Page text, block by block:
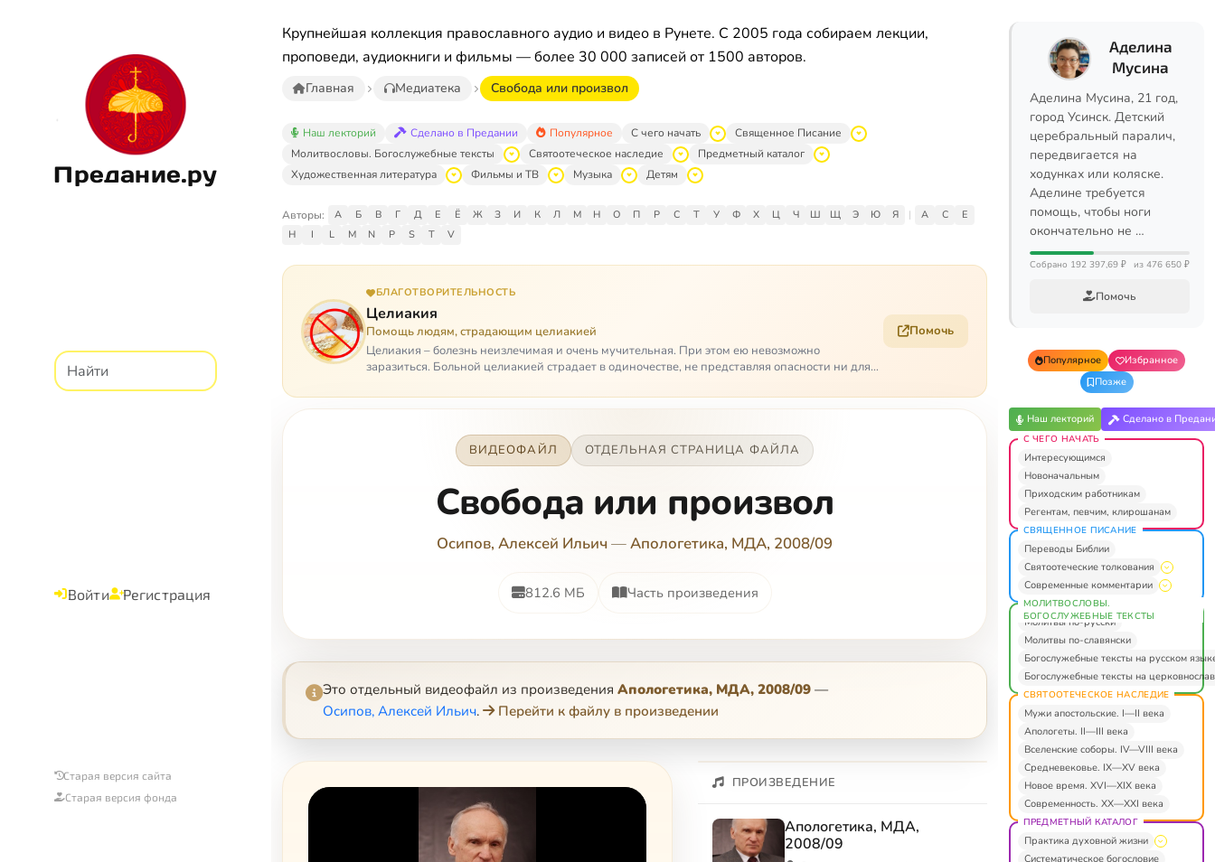
Предание.ру
Войти Регистрация
Старая версия сайта
Старая версия фонда
Крупнейшая коллекция православного аудио и видео в Рунете. С 2005 года собираем лекции,
проповеди, аудиокниги и фильмы — более 30 000 записей от 1500 авторов.
Главная Медиатека Свобода или произвол
Наш лекторий Сделано в Предании Популярное С чего начать
Священное Писание
Молитвословы. Богослужебные тексты
Святоотеческое наследие
Предметный каталог
Художественная литература
Фильмы и ТВ Музыка Детям
Авторы: А Б В Г Д Е Ё Ж З И К Л М Н О П Р С Т У Ф Х Ц Ч Ш Щ Э Ю Я | A C
E
H
I L M N P S T V
БЛАГОТВОРИТЕЛЬНОСТЬ
Целиакия
Помощь людям, страдающим целиакией
Целиакия – болезнь неизлечимая и очень мучительная. При этом ею невозможно
заразиться. Больной целиакией страдает в одиночестве, не представляя опасности ни для
Помочь
ВИДЕОФАЙЛ ОТДЕЛЬНАЯ СТРАНИЦА ФАЙЛА
Свобода или произвол
Осипов, Алексей Ильич—Апологетика, МДА, 2008/09
812.6 МБ Часть произведения
Это отдельный видеофайл из произведения Апологетика, МДА, 2008/09 —
Осипов, Алексей Ильич. Перейти к файлу в произведении
ПРОИЗВЕДЕНИЕ
Апологетика, МДА,
2008/09
Аделина
Мусина
Аделина Мусина, 21 год,
город Усинск. Детский
церебральный паралич,
передвигается на
ходунках или коляске.
Аделине требуется
помощь, чтобы ноги
окончательно не …
Собрано 192 397,69 ₽ из 476 650 ₽
Помочь
Популярное
Избранное
Позже
Наш лекторий Сделано в
С ЧЕГО НАЧАТЬ
Интересующимся
Новоначальным
Приходским работникам
Регентам, певчим, клирошанам
СВЯЩЕННОЕ ПИСАНИЕ
Переводы Библии
Святоотеческие толкования
Современные комментарии
МОЛИТВОСЛОВЫ.
БОГОСЛУЖЕБНЫЕ ТЕКСТЫ
Молитвы по-русски
Молитвы по-славянски
Богослужебные тексты на русском
Богослужебные тексты на
СВЯТООТЕЧЕСКОЕ НАСЛЕДИЕ
Мужи апостольские. I—II века
Апологеты. II—III века
Вселенские соборы. IV—VIII века
Средневековье. IX—XV века
Новое время. XVI—XIX века
Современность. XX—XXI века
ПРЕДМЕТНЫЙ КАТАЛОГ
Практика духовной жизни
Систематическое богословие